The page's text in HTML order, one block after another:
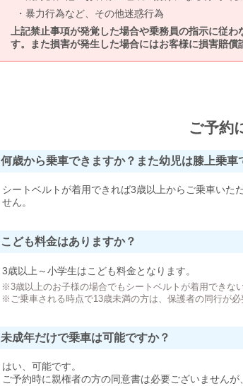
暴力行為など、その他迷惑行為
上記禁止事項が発覚した場合や乗務員の指示に従
す。また損害が発生した場合にはお客様に損害賠償
ご予約
何歳から乗車できますか？また幼児は膝上乗車
シートベルトが着用できれば3歳以上からご乗車いた
せん。
こども料金はありますか？
3歳以上～小学生はこども料金となります。
※3歳以上のお子様の場合でもシートベルトが着用できな
※ご乗車される時点で13歳未満の方は、保護者の同行が必
未成年だけで乗車は可能ですか？
はい、可能です。
ご予約時に親権者の方の同意書は必要ございません